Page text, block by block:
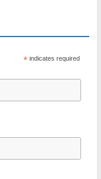
* indicates required